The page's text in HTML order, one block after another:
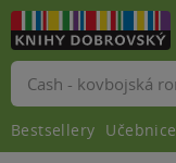
Vyhledávání
Bestsellery Učebnice